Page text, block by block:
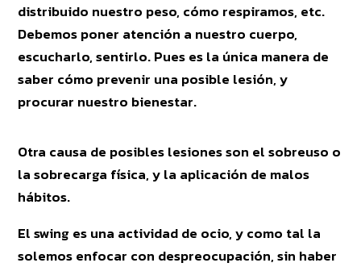
distribuido nuestro peso, cómo respiramos, etc.
Debemos poner atención a nuestro cuerpo,
escucharlo, sentirlo. Pues es la única manera de
saber cómo prevenir una posible lesión, y
procurar nuestro bienestar.
Otra causa de posibles lesiones son el sobreuso o
la sobrecarga física, y la aplicación de malos
hábitos.
El swing es una actividad de ocio, y como tal la
solemos enfocar con despreocupación, sin haber